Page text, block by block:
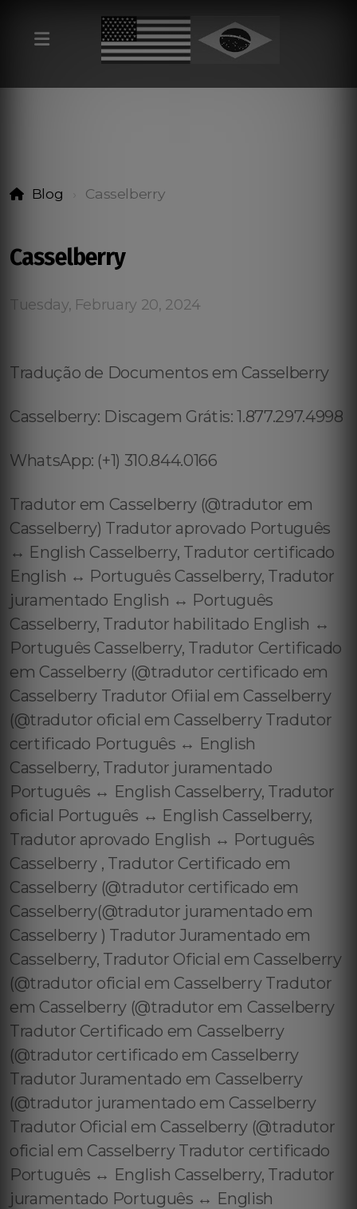
Blog Casselberry
Casselberry
Tuesday, February 20, 2024
Tradução de Documentos em Casselberry
Casselberry: Discagem Grátis: 1.877.297.4998
WhatsApp: (+1) 310.844.0166
Tradutor em Casselberry (@tradutor em
Casselberry) Tradutor aprovado Português
↔️ English Casselberry, Tradutor certificado
English ↔️ Português Casselberry, Tradutor
juramentado English ↔️ Português
Casselberry, Tradutor habilitado English ↔️
Português Casselberry, Tradutor Certificado
em Casselberry (@tradutor certificado em
Casselberry Tradutor Ofiial em Casselberry
(@tradutor oficial em Casselberry Tradutor
certificado Português ↔️ English
Casselberry, Tradutor juramentado
Português ↔️ English Casselberry, Tradutor
oficial Português ↔️ English Casselberry,
Tradutor aprovado English ↔️ Português
Casselberry , Tradutor Certificado em
Casselberry (@tradutor certificado em
Casselberry(@tradutor juramentado em
Casselberry ) Tradutor Juramentado em
Casselberry, Tradutor Oficial em Casselberry
(@tradutor oficial em Casselberry Tradutor
em Casselberry (@tradutor em Casselberry
Tradutor Certificado em Casselberry
(@tradutor certificado em Casselberry
Tradutor Juramentado em Casselberry
(@tradutor juramentado em Casselberry
Tradutor Oficial em Casselberry (@tradutor
oficial em Casselberry Tradutor certificado
Português ↔️ English Casselberry, Tradutor
juramentado Português ↔️ English